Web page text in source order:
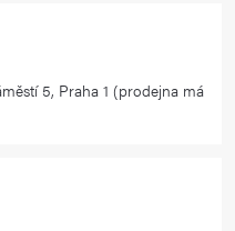
5, Praha 1 (prodejna má